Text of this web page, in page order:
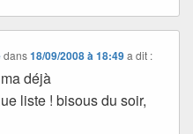
dans18/09/2008 à 18:49 a dit :
déjà
liste ! bisous du soir,